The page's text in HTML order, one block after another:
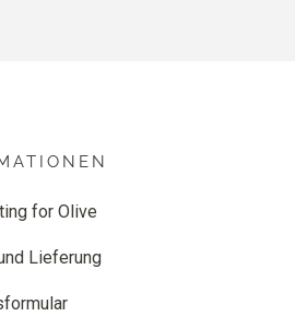
for Olive
Lieferung